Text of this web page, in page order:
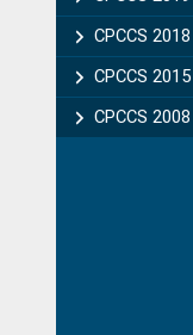
CPCCS
CPCCS
CPCCS